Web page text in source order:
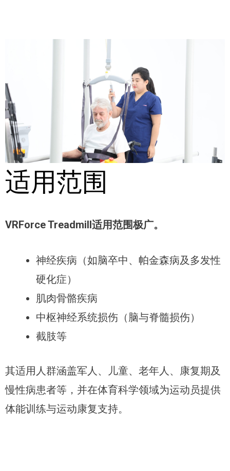
适用范围
VRForce Treadmill适用范围极广。
神经疾病（如脑卒中、帕金森病及多发性
硬化症）
肌肉骨骼疾病
中枢神经系统损伤（脑与脊髓损伤）
截肢等
其适用人群涵盖军人、儿童、老年人、康复期及
慢性病患者等，并在体育科学领域为运动员提供
体能训练与运动康复支持。